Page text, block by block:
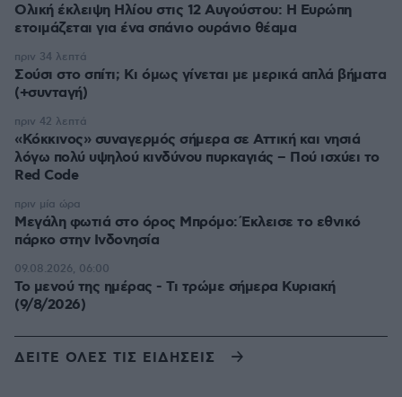
Ολική έκλειψη Ηλίου στις 12 Αυγούστου: Η Ευρώπη
ετοιμάζεται για ένα σπάνιο ουράνιο θέαμα
Σούσι στο σπίτι; Κι όμως γίνεται με μερικά απλά βήματα
(+συνταγή)
πριν 34 λεπτά
«Κόκκινος» συναγερμός σήμερα σε Αττική και νησιά
λόγω πολύ υψηλού κινδύνου πυρκαγιάς – Πού ισχύει το
Red Code
πριν 42 λεπτά
Μεγάλη φωτιά στο όρος Μπρόμο: Έκλεισε το εθνικό
πάρκο στην Ινδονησία
πριν μία ώρα
Το μενού της ημέρας - Τι τρώμε σήμερα Κυριακή
(9/8/2026)
09.08.2026, 06:00
ΔΕΙΤΕ ΟΛΕΣ ΤΙΣ ΕΙΔΗΣΕΙΣ